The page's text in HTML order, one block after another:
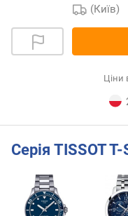
(Київ)
Ціни
Серія TISSOT